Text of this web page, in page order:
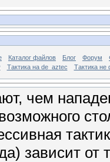
Каталог файлов Блог Форум
Тактика на de_aztec Тактика не
чем
зависит от